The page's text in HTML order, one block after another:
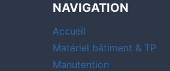
NAVIGATION
Accueil
Matériel bâtiment & TP
Manutention